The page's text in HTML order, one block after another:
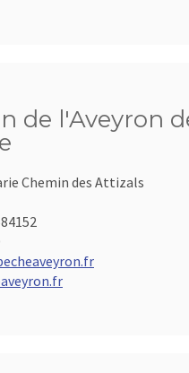
de l'Aveyron
Chemin des Attizals